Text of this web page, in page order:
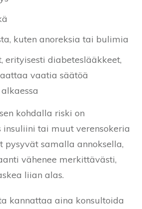
kuten anoreksia tai bulimia
erityisesti diabeteslääkkeet,
vaatia säätöä
kohdalla riski on
insuliini tai muut verensokeria
pysyvät samalla annoksella,
vähenee merkittävästi,
liian alas.
kannattaa aina konsultoida